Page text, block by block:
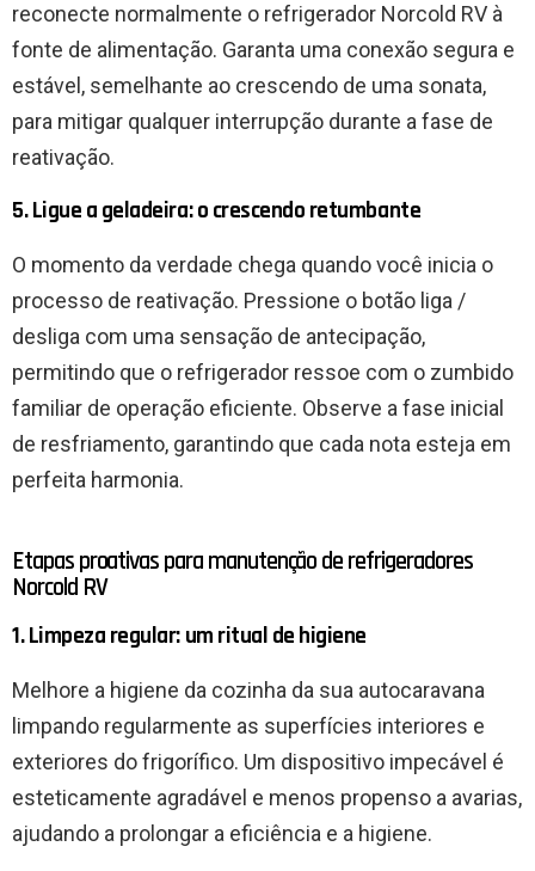
reconecte normalmente o refrigerador Norcold RV à
fonte de alimentação. Garanta uma conexão segura e
estável, semelhante ao crescendo de uma sonata,
para mitigar qualquer interrupção durante a fase de
reativação.
5. Ligue a geladeira: o crescendo retumbante
O momento da verdade chega quando você inicia o
processo de reativação. Pressione o botão liga /
desliga com uma sensação de antecipação,
permitindo que o refrigerador ressoe com o zumbido
familiar de operação eficiente. Observe a fase inicial
de resfriamento, garantindo que cada nota esteja em
perfeita harmonia.
Etapas proativas para manutenção de refrigeradores
Norcold RV
1. Limpeza regular: um ritual de higiene
Melhore a higiene da cozinha da sua autocaravana
limpando regularmente as superfícies interiores e
exteriores do frigorífico. Um dispositivo impecável é
esteticamente agradável e menos propenso a avarias,
ajudando a prolongar a eficiência e a higiene.